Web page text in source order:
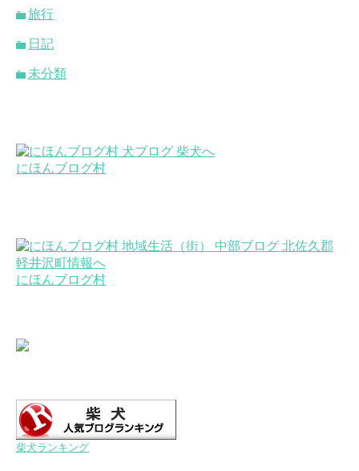
旅行
日記
未分類
にほんブログ村
にほんブログ村
柴犬ランキング